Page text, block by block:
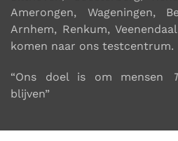
Amerongen, Wageningen,
Arnhem, Renkum,
komen naar ons testcentrum.
“Ons doel is om mensen
blijven”